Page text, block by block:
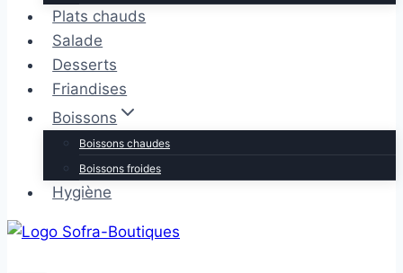
Plats chauds
Salade
Desserts
Friandises
Boissons
Boissons chaudes
Boissons froides
Hygiène